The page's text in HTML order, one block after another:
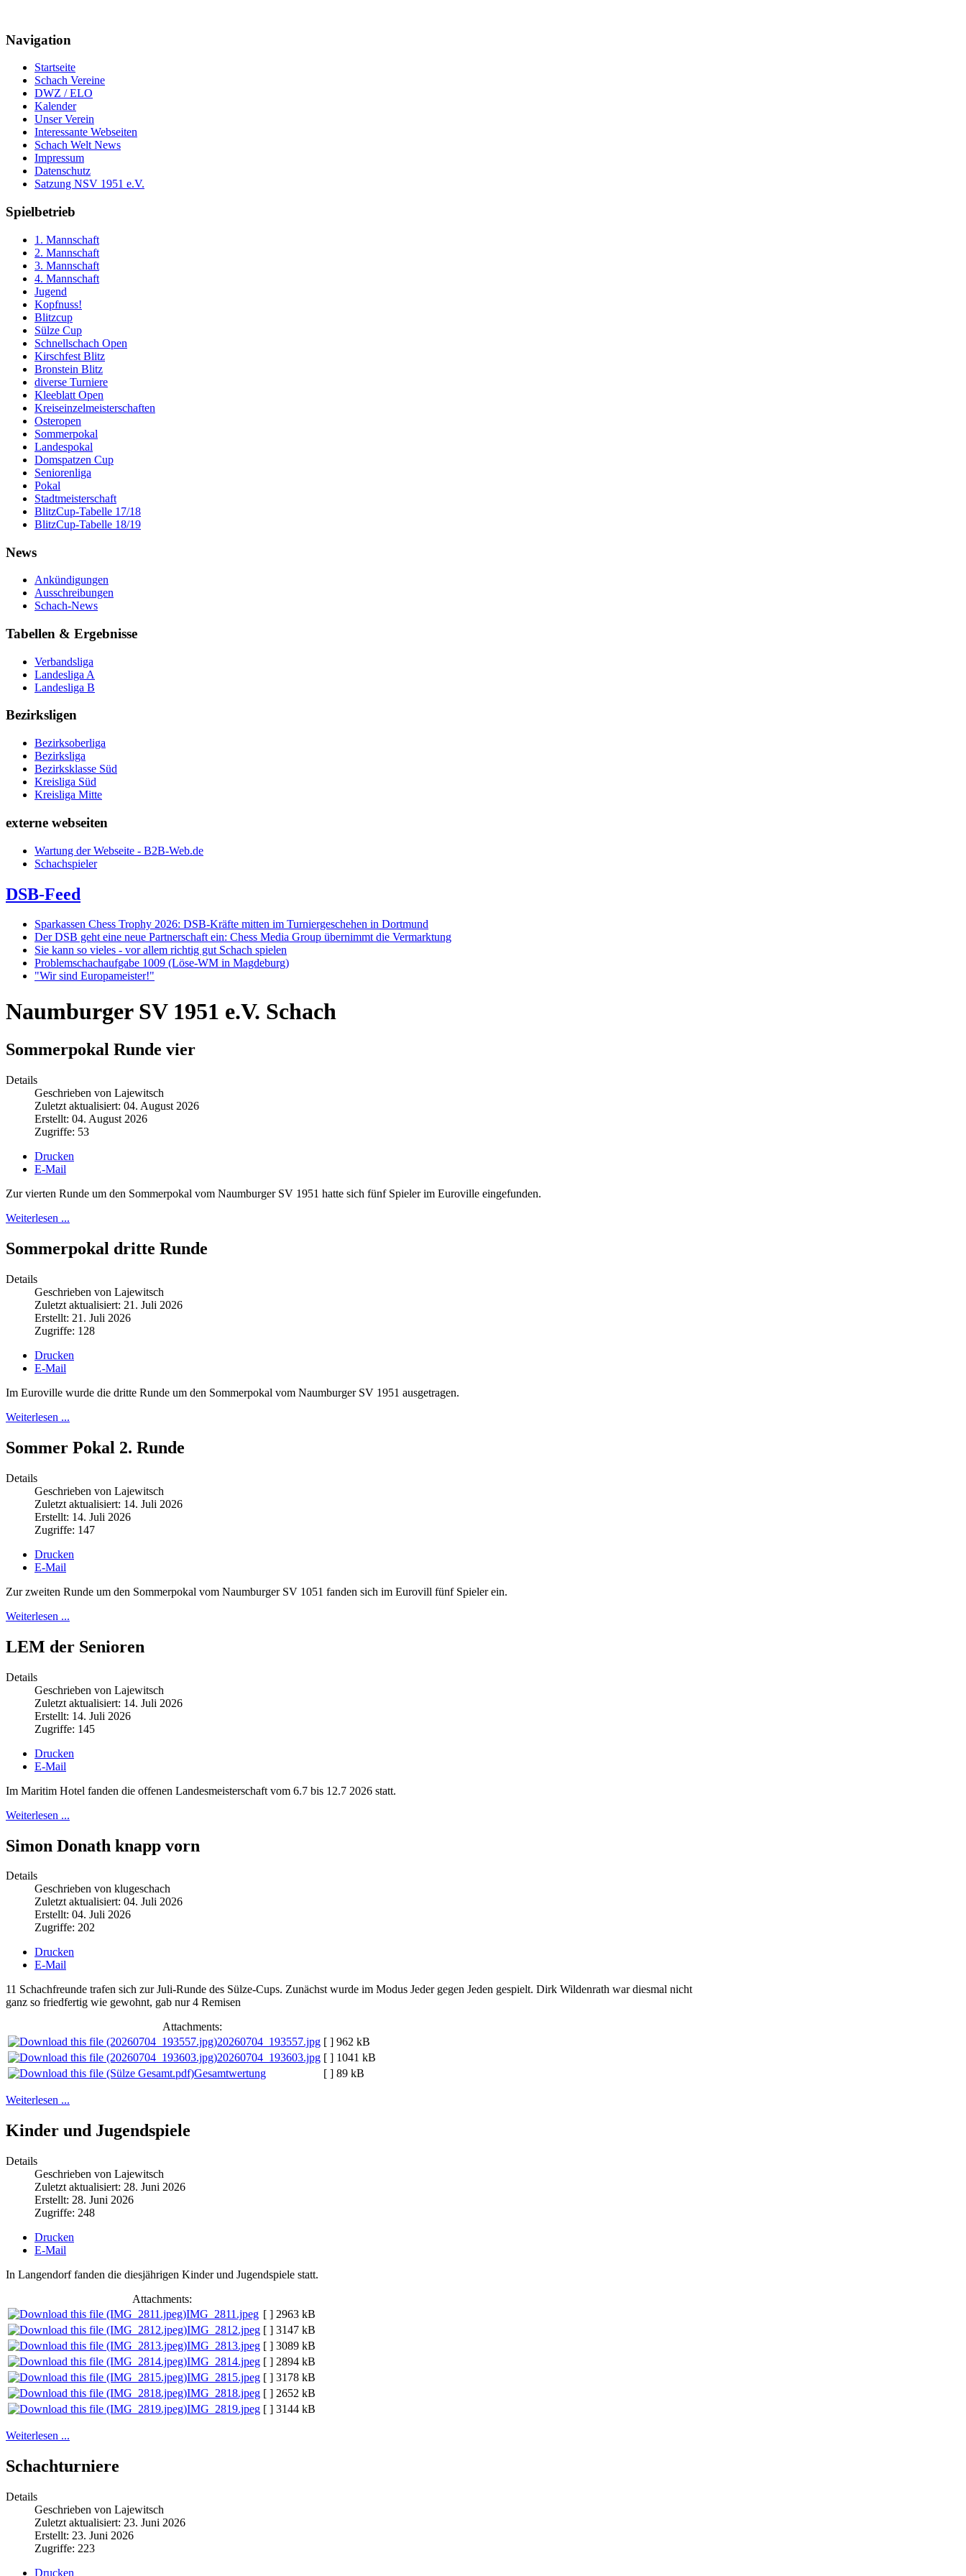
Navigation
Startseite
Schach Vereine
DWZ / ELO
Kalender
Unser Verein
Interessante Webseiten
Schach Welt News
Impressum
Datenschutz
Satzung NSV 1951 e.V.
Spielbetrieb
1. Mannschaft
2. Mannschaft
3. Mannschaft
4. Mannschaft
Jugend
Kopfnuss!
Blitzcup
Sülze Cup
Schnellschach Open
Kirschfest Blitz
Bronstein Blitz
diverse Turniere
Kleeblatt Open
Kreiseinzelmeisterschaften
Osteropen
Sommerpokal
Landespokal
Domspatzen Cup
Seniorenliga
Pokal
Stadtmeisterschaft
BlitzCup-Tabelle 17/18
BlitzCup-Tabelle 18/19
News
Ankündigungen
Ausschreibungen
Schach-News
Tabellen & Ergebnisse
Verbandsliga
Landesliga A
Landesliga B
Bezirksligen
Bezirksoberliga
Bezirksliga
Bezirksklasse Süd
Kreisliga Süd
Kreisliga Mitte
externe webseiten
Wartung der Webseite - B2B-Web.de
Schachspieler
DSB-Feed
Sparkassen Chess Trophy 2026: DSB-Kräfte mitten im Turniergeschehen in Dortmund
Der DSB geht eine neue Partnerschaft ein: Chess Media Group übernimmt die Vermarktung
Sie kann so vieles - vor allem richtig gut Schach spielen
Problemschachaufgabe 1009 (Löse-WM in Magdeburg)
"Wir sind Europameister!"
Naumburger SV 1951 e.V. Schach
Sommerpokal Runde vier
Details
Geschrieben von Lajewitsch
Zuletzt aktualisiert: 04. August 2026
Erstellt: 04. August 2026
Zugriffe: 53
Drucken
E-Mail
Zur vierten Runde um den Sommerpokal vom Naumburger SV 1951 hatte sich fünf Spieler im Euroville eingefunden.
Weiterlesen ...
Sommerpokal dritte Runde
Details
Geschrieben von Lajewitsch
Zuletzt aktualisiert: 21. Juli 2026
Erstellt: 21. Juli 2026
Zugriffe: 128
Drucken
E-Mail
Im Euroville wurde die dritte Runde um den Sommerpokal vom Naumburger SV 1951 ausgetragen.
Weiterlesen ...
Sommer Pokal 2. Runde
Details
Geschrieben von Lajewitsch
Zuletzt aktualisiert: 14. Juli 2026
Erstellt: 14. Juli 2026
Zugriffe: 147
Drucken
E-Mail
Zur zweiten Runde um den Sommerpokal vom Naumburger SV 1051 fanden sich im Eurovill fünf Spieler ein.
Weiterlesen ...
LEM der Senioren
Details
Geschrieben von Lajewitsch
Zuletzt aktualisiert: 14. Juli 2026
Erstellt: 14. Juli 2026
Zugriffe: 145
Drucken
E-Mail
Im Maritim Hotel fanden die offenen Landesmeisterschaft vom 6.7 bis 12.7 2026 statt.
Weiterlesen ...
Simon Donath knapp vorn
Details
Geschrieben von klugeschach
Zuletzt aktualisiert: 04. Juli 2026
Erstellt: 04. Juli 2026
Zugriffe: 202
Drucken
E-Mail
11 Schachfreunde trafen sich zur Juli-Runde des Sülze-Cups. Zunächst wurde im Modus Jeder gegen Jeden gespielt. Dirk Wildenrath war diesmal nicht
ganz so friedfertig wie gewohnt, gab nur 4 Remisen
Attachments:
20260704_193557.jpg [ ] 962 kB
20260704_193603.jpg [ ] 1041 kB
Gesamtwertung
[ ] 89 kB
Weiterlesen ...
Kinder und Jugendspiele
Details
Geschrieben von Lajewitsch
Zuletzt aktualisiert: 28. Juni 2026
Erstellt: 28. Juni 2026
Zugriffe: 248
Drucken
E-Mail
In Langendorf fanden die diesjährigen Kinder und Jugendspiele statt.
Attachments:
IMG_2811.jpeg [ ] 2963 kB
IMG_2812.jpeg [ ] 3147 kB
IMG_2813.jpeg [ ] 3089 kB
IMG_2814.jpeg [ ] 2894 kB
IMG_2815.jpeg [ ] 3178 kB
IMG_2818.jpeg [ ] 2652 kB
IMG_2819.jpeg [ ] 3144 kB
Weiterlesen ...
Schachturniere
Details
Geschrieben von Lajewitsch
Zuletzt aktualisiert: 23. Juni 2026
Erstellt: 23. Juni 2026
Zugriffe: 223
Drucken